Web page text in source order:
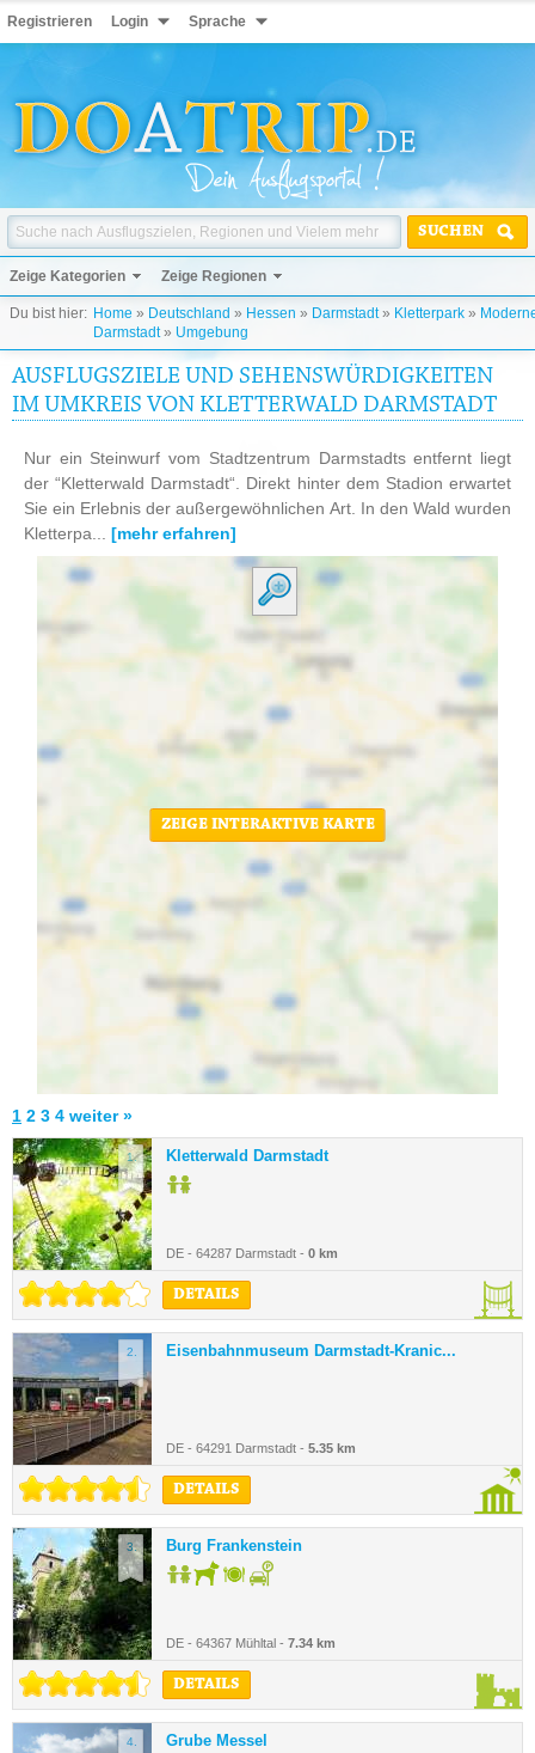
Registrieren Login Sprache
SUCHEN
Zeige Kategorien Zeige Regionen
Du bist hier: Home » Deutschland » Hessen » Darmstadt» Kletterpark »
Darmstadt» Umgebung
AUSFLUGSZIELE UND SEHENSWÜRDIGKEITEN
IM UMKREIS VON KLETTERWALD DARMSTADT
Nur ein Steinwurf vom Stadtzentrum Darmstadts entfernt liegt
der “Kletterwald Darmstadt“. Direkt hinter dem Stadion erwartet
Sie ein Erlebnis der außergewöhnlichen Art. In den Wald wurden
Kletterpa... [mehr erfahren]
ZEIGE INTERAKTIVE KARTE
1 2 3 4 weiter »
1. Kletterwald Darmstadt
DE - 64287 Darmstadt - 0 km
DETAILS
2. Eisenbahnmuseum Darmstadt-Kranic...
DE - 64291 Darmstadt - 5.35 km
DETAILS
3. Burg Frankenstein
DE - 64367 Mühltal - 7.34 km
DETAILS
4. Grube Messel